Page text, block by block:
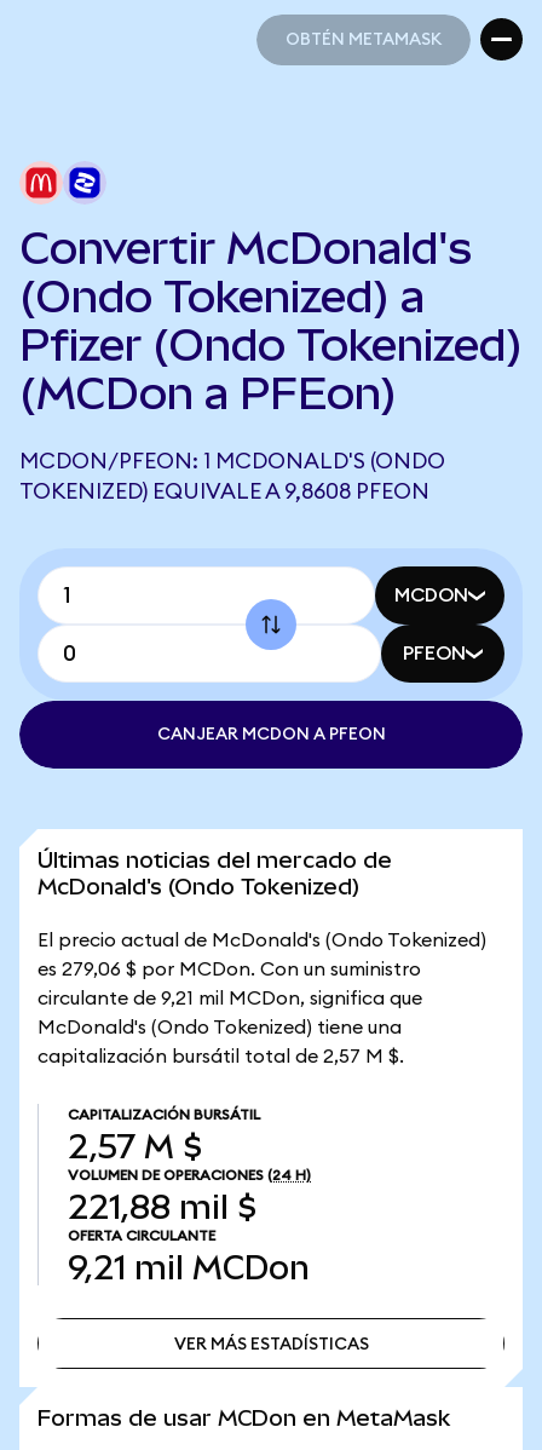
OBTÉN METAMASK
Convertir McDonald's
(Ondo Tokenized) a
Pfizer (Ondo Tokenized)
(MCDon a PFEon)
MCDON/PFEON: 1 MCDONALD'S (ONDO
TOKENIZED) EQUIVALE A 9,8608 PFEON
MCDON
PFEON
CANJEAR MCDON A PFEON
Últimas noticias del mercado de
McDonald's (Ondo Tokenized)
El precio actual de McDonald's (Ondo Tokenized)
es 279,06 $ por MCDon. Con un suministro
circulante de 9,21 mil MCDon, significa que
McDonald's (Ondo Tokenized) tiene una
capitalización bursátil total de 2,57 M $.
CAPITALIZACIÓN BURSÁTIL
2,57 M $
VOLUMEN DE OPERACIONES (24 H)
221,88 mil $
OFERTA CIRCULANTE
9,21 mil MCDon
VER MÁS ESTADÍSTICAS
Formas de usar MCDon en MetaMask